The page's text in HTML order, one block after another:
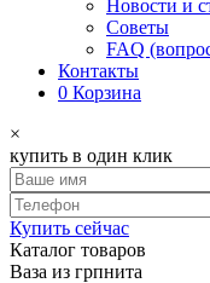
Новости и
Советы
FAQ
Контакты
0 Корзина
×
купить в один клик
Купить сейчас
Каталог товаров
Ваза из грпнита